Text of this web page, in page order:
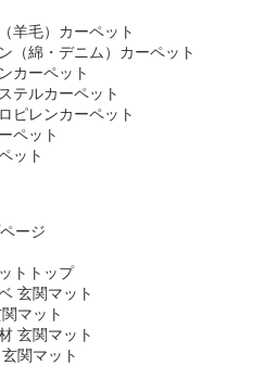
羊毛）カーペット
（綿・デニム）カーペット
カーペット
テルカーペット
ピレンカーペット
ペット
ット
ージ
トトップ
玄関マット
マット
玄関マット
関マット